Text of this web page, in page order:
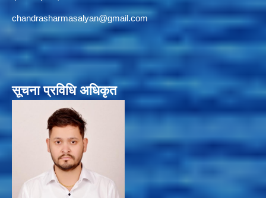
chandrasharmasalyan@gmail.com
सूचना प्रविधि अधिकृत